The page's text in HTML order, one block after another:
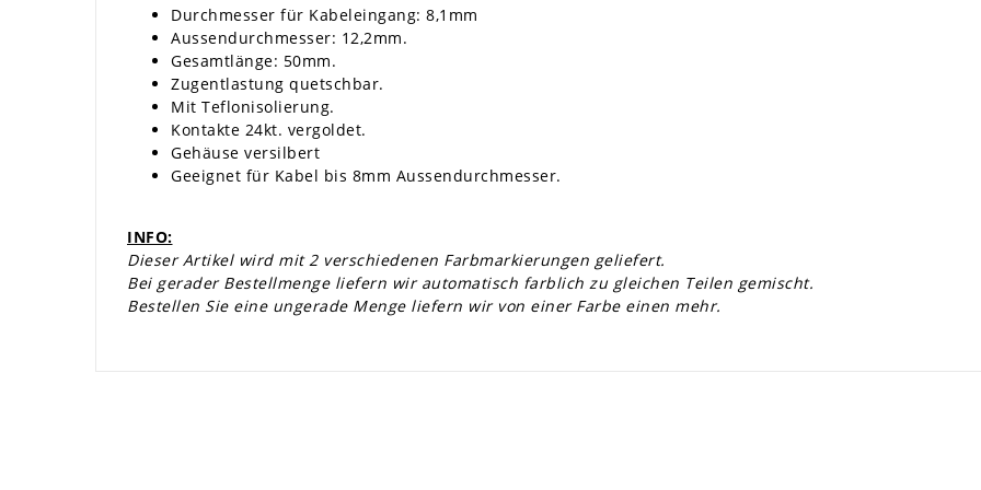
Durchmesser für Kabeleingang: 8,1mm
Aussendurchmesser: 12,2mm.
Gesamtlänge: 50mm.
Zugentlastung quetschbar.
Mit Teflonisolierung.
Kontakte 24kt. vergoldet.
Gehäuse versilbert
Geeignet für Kabel bis 8mm Aussendurchmesser.
INFO:
Dieser Artikel wird mit 2 verschiedenen Farbmarkierungen geliefert.
Bei gerader Bestellmenge liefern wir automatisch farblich zu gleichen Teilen gemischt.
Bestellen Sie eine ungerade Menge liefern wir von einer Farbe einen mehr.